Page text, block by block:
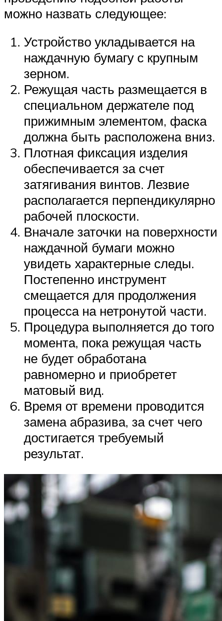
можно назвать следующее:
Устройство укладывается на
наждачную бумагу с крупным
зерном.
Режущая часть размещается в
специальном держателе под
прижимным элементом, фаска
должна быть расположена вниз.
Плотная фиксация изделия
обеспечивается за счет
затягивания винтов. Лезвие
располагается перпендикулярно
рабочей плоскости.
Вначале заточки на поверхности
наждачной бумаги можно
увидеть характерные следы.
Постепенно инструмент
смещается для продолжения
процесса на нетронутой части.
Процедура выполняется до того
момента, пока режущая часть
не будет обработана
равномерно и приобретет
матовый вид.
Время от времени проводится
замена абразива, за счет чего
достигается требуемый
результат.